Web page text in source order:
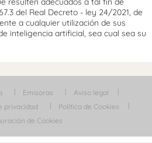
del Real Decreto - ley 24/2021, de
a cualquier utilización de sus
inteligencia artificial, sea cual sea su
Emisoras
Aviso legal
privacidad
Política de Cookies
de Cookies